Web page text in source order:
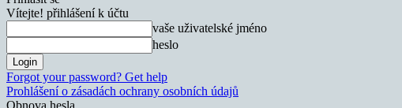
Vítejte! přihlášení k účtu
vaše uživatelské jméno
heslo
Forgot your password? Get help
Prohlášení o zásadách ochrany osobních údajů
Obnova hesla